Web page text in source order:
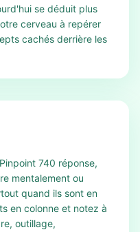
se déduit plus
cerveau à repérer
cachés derrière les
740 réponse,
mentalement ou
quand ils sont en
en colonne et notez à
outillage,